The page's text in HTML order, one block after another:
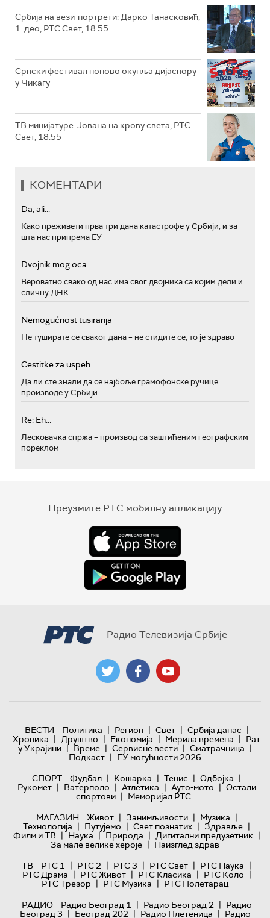
Србија на вези-портрети: Дарко Танасковић,
1. део, РТС Свет, 18.55
Српски фестивал поново окупља дијаспору
у Чикагу
ТВ минијатуре: Јована на крову света, РТС
Свет, 18.55
КОМЕНТАРИ
Da, ali...
Како преживети прва три дана катастрофе у Србији, и за
шта нас припрема ЕУ
Dvojnik mog oca
Вероватно свако од нас има свог двојника са којим дели и
сличну ДНК
Nemogućnost tusiranja
Не туширате се сваког дана – не стидите се, то је здраво
Cestitke za uspeh
Да ли сте знали да се најбоље грамофонске ручице
производе у Србији
Re: Eh...
Лесковачка спржа – производ са заштићеним географским
пореклом
Преузмите РТС мобилну апликацију
Радио Телевизија Србије
ВЕСТИ Политика | Регион | Свет | Србија данас |
Хроника | Друштво | Економија | Мерила времена | Рат
у Украјини | Време | Сервисне вести | Сматрачница |
Подкаст | ЕУ могућности 2026
СПОРТ
Фудбал | Кошарка | Тенис | Одбојка |
Рукомет | Ватерполо | Атлетика | Ауто-мото | Остали
спортови | Меморијал РТС
МАГАЗИН
Живот | Занимљивости | Музика |
Технологијa | Путујемо | Свет познатих | Здравље |
Филм и ТВ | Наука | Природа | Дигитални предузетник |
За мале велике хероје | Наизглед здрав
ТВ
РТС 1 | РТС 2 | РТС 3 | РТС Свет | РТС Наука |
РТС Драма | РТС Живот | РТС Класика | РТС Коло |
РТС Трезор | РТС Музика | РТС Полетарац
РАДИО
Радио Београд 1 | Радио Београд 2 | Радио
Београд 3 | Београд 202 | Радио Плетеница | Радио